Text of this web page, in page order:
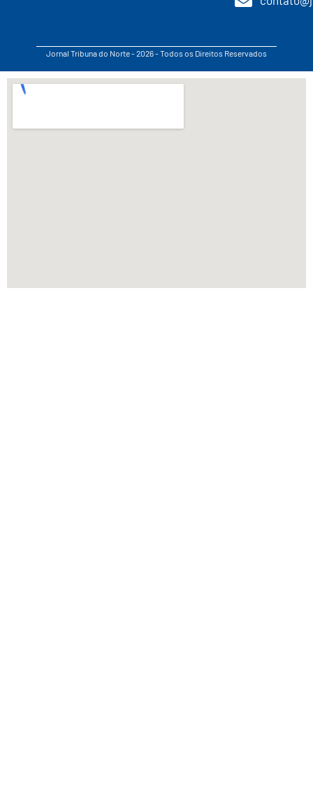
Jornal Tribuna do Norte - 2026 - Todos os Direitos Reservados